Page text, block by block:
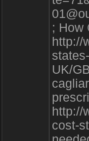
; How
http://
UK/
http://
cost-